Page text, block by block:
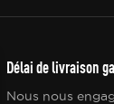
Délai de livraison
Nous nous